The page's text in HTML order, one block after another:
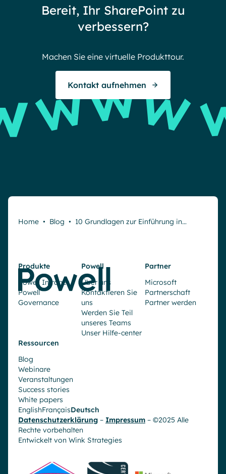
Endless gratitude
Bereit, Ihr SharePoint zu
verbessern?
Machen Sie eine virtuelle Produkttour.
Kontakt aufnehmen
Home • Blog • 10 Grundlagen zur Einführung in…
Produkte
Powell Intranet
Powell
Governance
Powell
Über uns
Kontaktieren Sie
uns
Werden Sie Teil
unseres Teams
Unser Hilfe-center
Partner
Microsoft
Partnerschaft
Partner werden
Ressourcen
Blog
Webinare
Veranstaltungen
Success stories
White papers
EnglishFrançaisDeutsch
Datenschutzerklärung – Impressum – ©2025 Alle
Rechte vorbehalten
Entwickelt von Wink Strategies